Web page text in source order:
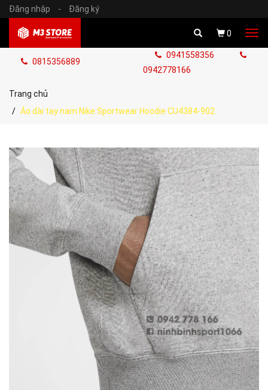
Đăng nhập - Đăng ký
0
0815356889
0941558356
0942778166
Trang chủ
Áo dài tay nam Nike Sportwear Hoodie CU4384-902